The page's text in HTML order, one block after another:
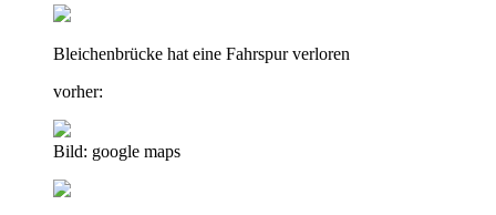
Bleichenbrücke hat eine Fahrspur verloren
vorher:
Bild: google maps